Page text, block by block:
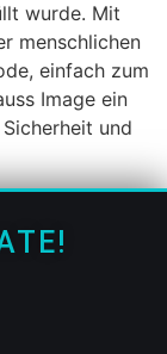
wurde. Mit
menschlichen
einfach zum
Image ein
und